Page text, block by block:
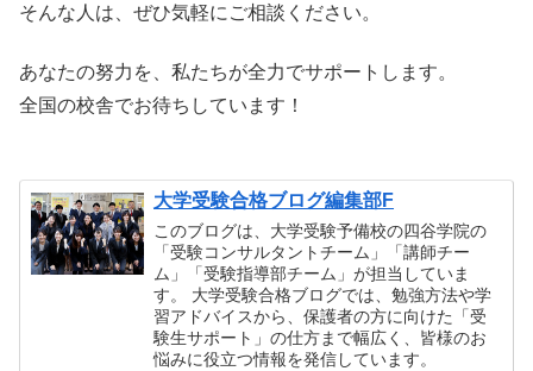
そんな人は、ぜひ気軽にご相談ください。
あなたの努力を、私たちが全力でサポートします。
全国の校舎でお待ちしています！
大学受験合格ブログ編集部F
このブログは、大学受験予備校の四谷学院の
「受験コンサルタントチーム」「講師チー
ム」「受験指導部チーム」が担当していま
す。 大学受験合格ブログでは、勉強方法や学
習アドバイスから、保護者の方に向けた「受
験生サポート」の仕方まで幅広く、皆様のお
悩みに役立つ情報を発信しています。